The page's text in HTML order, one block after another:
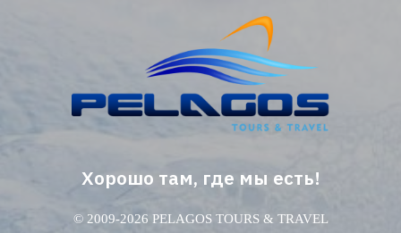
Хорошо там, где мы есть!
© 2009-2026 PELAGOS TOURS & TRAVEL